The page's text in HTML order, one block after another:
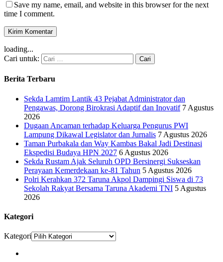
Save my name, email, and website in this browser for the next
time I comment.
loading...
Cari untuk:
Berita Terbaru
Sekda Lamtim Lantik 43 Pejabat Administrator dan
Pengawas, Dorong Birokrasi Adaptif dan Inovatif 7 Agustus
2026
Dugaan Ancaman terhadap Keluarga Pengurus PWI
Lampung Dikawal Legislator dan Jurnalis 7 Agustus 2026
Taman Purbakala dan Way Kambas Bakal Jadi Destinasi
Ekspedisi Budaya HPN 2027 6 Agustus 2026
Sekda Rustam Ajak Seluruh OPD Bersinergi Sukseskan
Perayaan Kemerdekaan ke-81 Tahun 5 Agustus 2026
Polri Kerahkan 372 Taruna Akpol Dampingi Siswa di 73
Sekolah Rakyat Bersama Taruna Akademi TNI 5 Agustus
2026
Kategori
Kategori